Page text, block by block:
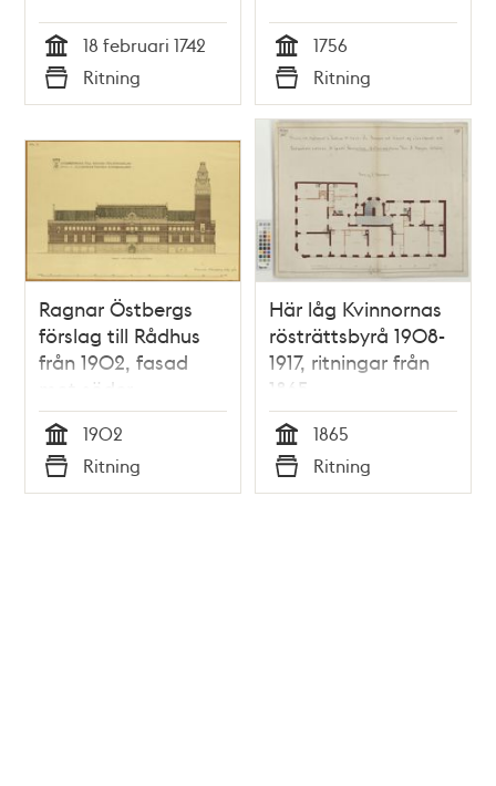
Tid
18 februari 1742
Typ
Ritning Tid
1756
Typ
Ritning
Ragnar Östbergs
förslag till Rådhus
från 1902, fasad
mot söder
Tid
1902
Typ
Ritning
Här låg Kvinnornas
rösträttsbyrå 1908-
1917, ritningar från
1865
Tid
1865
Typ
Ritning